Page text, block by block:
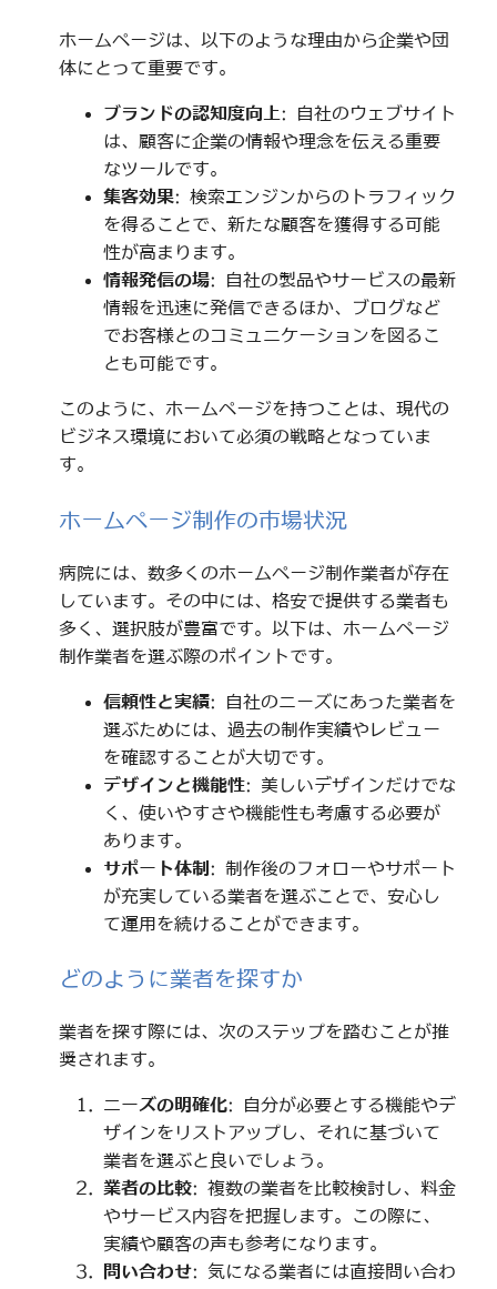
ホームページは、以下のような理由から企業や団
体にとって重要です。
ブランドの認知度向上: 自社のウェブサイト
は、顧客に企業の情報や理念を伝える重要
なツールです。
集客効果: 検索エンジンからのトラフィック
を得ることで、新たな顧客を獲得する可能
性が高まります。
情報発信の場: 自社の製品やサービスの最新
情報を迅速に発信できるほか、ブログなど
でお客様とのコミュニケーションを図るこ
とも可能です。
このように、ホームページを持つことは、現代の
ビジネス環境において必須の戦略となっていま
す。
ホームページ制作の市場状況
病院には、数多くのホームページ制作業者が存在
しています。その中には、格安で提供する業者も
多く、選択肢が豊富です。以下は、ホームページ
制作業者を選ぶ際のポイントです。
信頼性と実績: 自社のニーズにあった業者を
選ぶためには、過去の制作実績やレビュー
を確認することが大切です。
デザインと機能性: 美しいデザインだけでな
く、使いやすさや機能性も考慮する必要が
あります。
サポート体制 : 制作後のフォローやサポート
が充実している業者を選ぶことで、安心し
て運用を続けることができます。
どのように業者を探すか
業者を探す際には、次のステップを踏むことが推
奨されます。
ニーズの明確化: 自分が必要とする機能やデ
ザインをリストアップし、それに基づいて
業者を選ぶと良いでしょう。
業者の比較: 複数の業者を比較検討し、料金
やサービス内容を把握します。この際に、
実績や顧客の声も参考になります。
問い合わせ: 気になる業者には直接問い合わ